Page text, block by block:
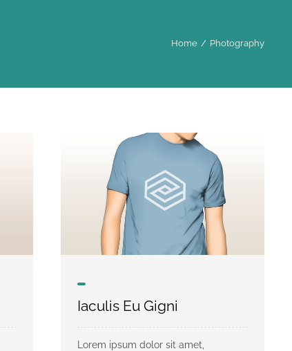
Home Photography
Iaculis Eu Gigni
Lorem ipsum dolor sit amet,